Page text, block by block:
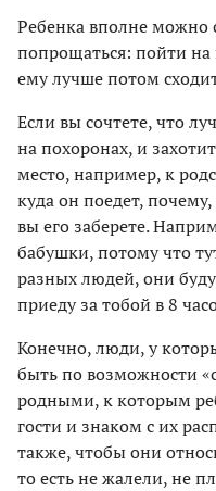
Ребенка вполне можно
попрощаться: пойти
ему лучше потом
Если вы сочтете, что
на похоронах, и
место, например, к
куда он поедет,
вы его заберете.
бабушки, потому что
разных людей, они
приеду за тобой в 8
Конечно, люди, у
быть по возможности
родными, к которым
гости и знаком с их
также, чтобы они
то есть не жалели, не